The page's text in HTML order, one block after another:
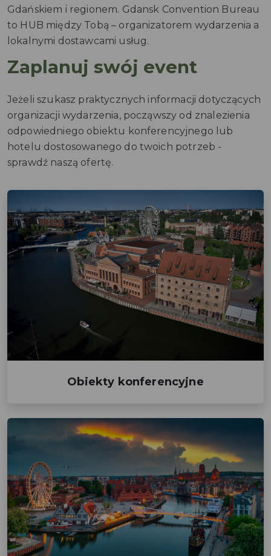
Gdańskiem i regionem. Gdansk Convention Bureau
to HUB między Tobą – organizatorem wydarzenia a
lokalnymi dostawcami usług.
Zaplanuj swój event
Jeżeli szukasz praktycznych informacji dotyczących
organizacji wydarzenia, począwszy od znalezienia
odpowiedniego obiektu konferencyjnego lub
hotelu dostosowanego do twoich potrzeb -
sprawdź naszą ofertę.
Obiekty konferencyjne